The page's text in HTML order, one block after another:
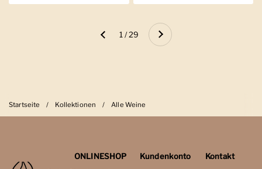
Zurück 1 / 29 Weiter
Startseite / Kollektionen / Alle Weine
ONLINESHOP
Kundenkonto
Kontakt